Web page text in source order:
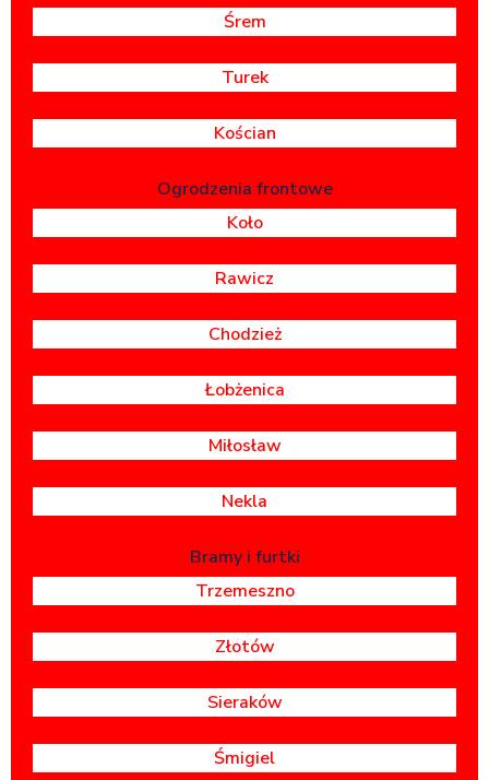
Śrem
Turek
Kościan
Ogrodzenia frontowe
Koło
Rawicz
Chodzież
Łobżenica
Miłosław
Nekla
Bramy i furtki
Trzemeszno
Złotów
Sieraków
Śmigiel